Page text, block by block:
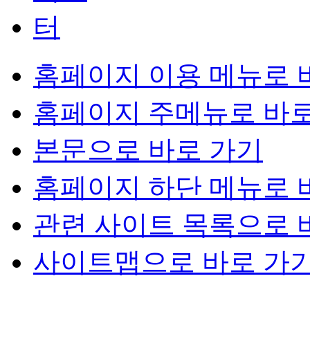
홈페이지 이용 메뉴로
홈페이지 주메뉴로 바
본문으로 바로 가기
홈페이지 하단 메뉴로
관련 사이트 목록으로
사이트맵으로 바로 가